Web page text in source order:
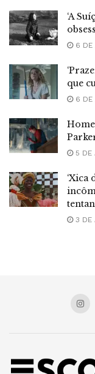
‘A
6 DE
que
6 DE
5 DE
‘Xica
3 DE